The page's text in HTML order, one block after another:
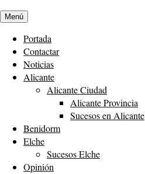
Menú
Portada
Contactar
Noticias
Alicante
Alicante Ciudad
Alicante Provincia
Sucesos en Alicante
Benidorm
Elche
Sucesos Elche
Opinión